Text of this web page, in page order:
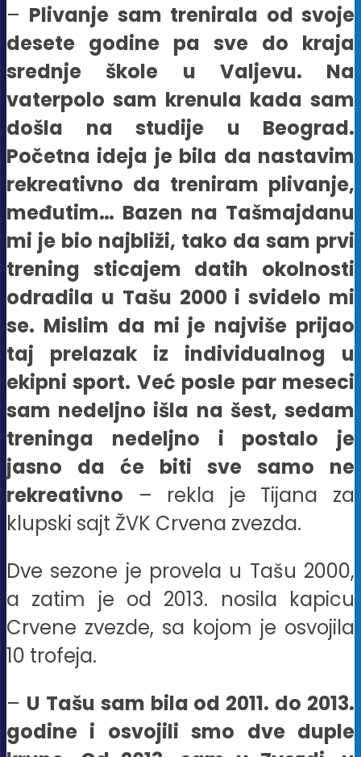
– Plivanje sam trenirala od svoje
desete godine pa sve do kraja
srednje škole u Valjevu. Na
vaterpolo sam krenula kada sam
došla na studije u Beograd.
Početna ideja je bila da nastavim
rekreativno da treniram plivanje,
međutim… Bazen na Tašmajdanu
mi je bio najbliži, tako da sam prvi
trening sticajem datih okolnosti
odradila u Tašu 2000 i svidelo mi
se. Mislim da mi je najviše prijao
taj prelazak iz individualnog u
ekipni sport. Već posle par meseci
sam nedeljno išla na šest, sedam
treninga nedeljno i postalo je
jasno da će biti sve samo ne
rekreativno – rekla je Tijana za
klupski sajt ŽVK Crvena zvezda.
Dve sezone je provela u Tašu 2000,
a zatim je od 2013. nosila kapicu
Crvene zvezde, sa kojom je osvojila
10 trofeja.
– U Tašu sam bila od 2011. do 2013.
godine i osvojili smo dve duple